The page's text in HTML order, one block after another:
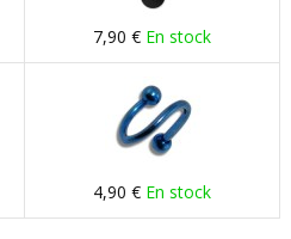
7,90 € En stock
4,90 € En stock